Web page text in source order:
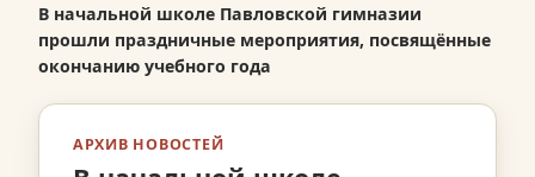
В начальной школе Павловской гимназии
прошли праздничные мероприятия, посвящённые
окончанию учебного года
АРХИВ НОВОСТЕЙ